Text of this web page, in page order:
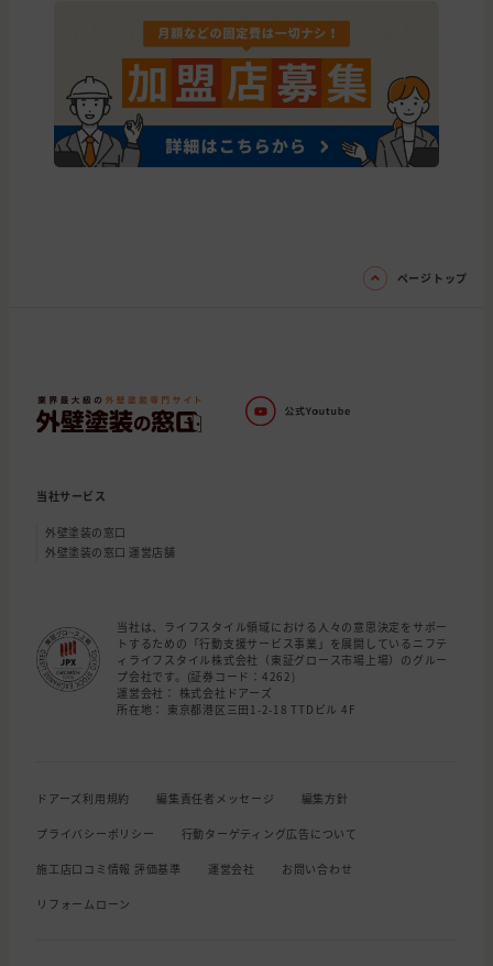
ページトップ
当社サービス
外壁塗装の窓口
外壁塗装の窓口 運営店舗
当社は、ライフスタイル領域における人々の意思決定をサポー
トするための「行動支援サービス事業」を展開しているニフテ
ィライフスタイル株式会社（東証グロース市場上場）のグルー
プ会社です。(証券コード：4262)
運営会社： 株式会社ドアーズ
所在地： 東京都港区三田1-2-18 TTDビル 4F
ドアーズ利用規約 編集責任者メッセージ 編集方針
プライバシーポリシー 行動ターゲティング広告について
施工店口コミ情報 評価基準 運営会社 お問い合わせ
リフォームローン